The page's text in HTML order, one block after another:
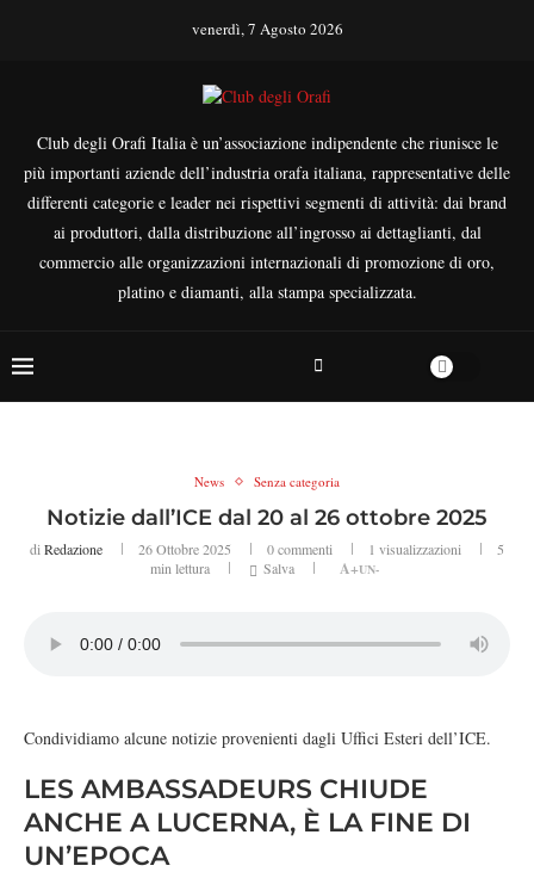
venerdì, 7 Agosto 2026
Club degli Orafi Italia è un’associazione indipendente che riunisce le
più importanti aziende dell’industria orafa italiana, rappresentative delle
differenti categorie e leader nei rispettivi segmenti di attività: dai brand
ai produttori, dalla distribuzione all’ingrosso ai dettaglianti, dal
commercio alle organizzazioni internazionali di promozione di oro,
platino e diamanti, alla stampa specializzata.
News Senza categoria
Notizie dall’ICE dal 20 al 26 ottobre 2025
di Redazione 26 Ottobre 2025 0 commenti 1 visualizzazioni
5
min lettura
Salva A+UN-
Condividiamo alcune notizie provenienti dagli Uffici Esteri dell’ICE.
LES AMBASSADEURS CHIUDE
ANCHE A LUCERNA, È LA FINE DI
UN’EPOCA